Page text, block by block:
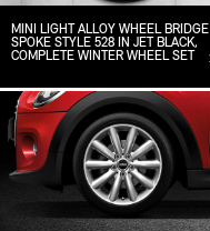
MINI LIGHT ALLOY WHEEL BRIDGE
SPOKE STYLE 528 IN JET BLACK,
COMPLETE WINTER WHEEL SET